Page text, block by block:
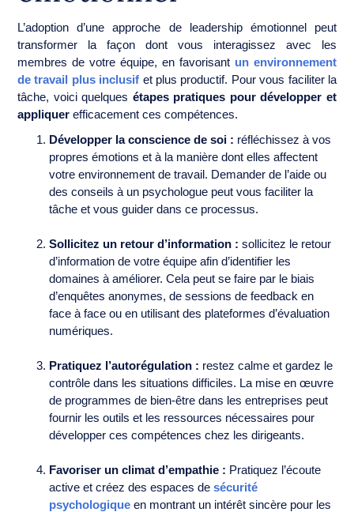
L’adoption d’une approche de leadership émotionnel peut
transformer la façon dont vous interagissez avec les
membres de votre équipe, en favorisant un environnement
de travail plus inclusif et plus productif. Pour vous faciliter la
tâche, voici quelques étapes pratiques pour développer et
appliquer efficacement ces compétences.
Développer la conscience de soi : réfléchissez à vos
propres émotions et à la manière dont elles affectent
votre environnement de travail. Demander de l’aide ou
des conseils à un psychologue peut vous faciliter la
tâche et vous guider dans ce processus.
Sollicitez un retour d’information : sollicitez le retour
d’information de votre équipe afin d’identifier les
domaines à améliorer. Cela peut se faire par le biais
d’enquêtes anonymes, de sessions de feedback en
face à face ou en utilisant des plateformes d’évaluation
numériques.
Pratiquez l’autorégulation : restez calme et gardez le
contrôle dans les situations difficiles. La mise en œuvre
de programmes de bien-être dans les entreprises peut
fournir les outils et les ressources nécessaires pour
développer ces compétences chez les dirigeants.
Favoriser un climat d’empathie : Pratiquez l’écoute
active et créez des espaces de sécurité
psychologique en montrant un intérêt sincère pour les